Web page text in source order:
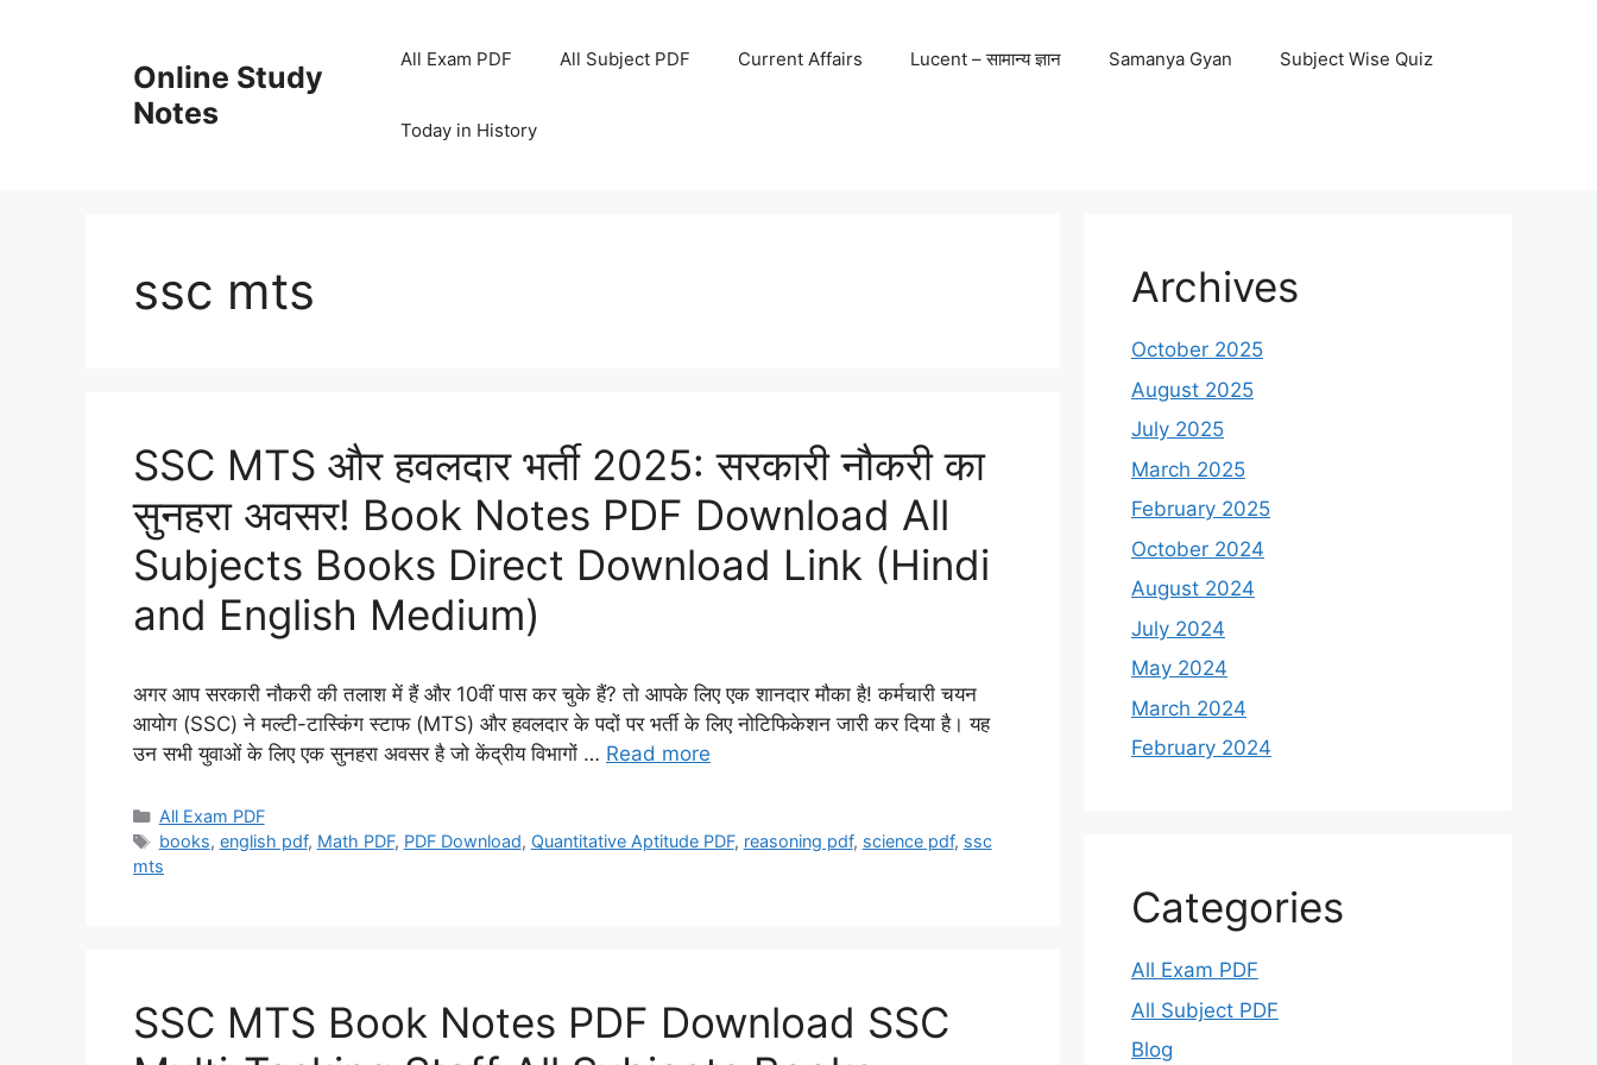
Online Study
Notes
All Exam PDF All Subject PDF Current Affairs Lucent – सामान्य ज्ञान Samanya Gyan Subject Wise Quiz
Today in History
ssc mts
SSC MTS और हवलदार भर्ती 2025: सरकारी नौकरी का
सुनहरा अवसर! Book Notes PDF Download All
Subjects Books Direct Download Link (Hindi
and English Medium)
अगर आप सरकारी नौकरी की तलाश में हैं और 10वीं पास कर चुके हैं? तो आपके लिए एक शानदार मौका है! कर्मचारी चयन
आयोग (SSC) ने मल्टी-टास्किंग स्टाफ (MTS) और हवलदार के पदों पर भर्ती के लिए नोटिफिकेशन जारी कर दिया है। यह
उन सभी युवाओं के लिए एक सुनहरा अवसर है जो केंद्रीय विभागों … Read more
Categories
All Exam PDF
Tags
books, english pdf, Math PDF, PDF Download, Quantitative Aptitude PDF, reasoning pdf, science pdf, ssc
mts
SSC MTS Book Notes PDF Download SSC
Archives
October 2025
August 2025
July 2025
March 2025
February 2025
October 2024
August 2024
July 2024
May 2024
March 2024
February 2024
Categories
All Exam PDF
All Subject PDF
Blog